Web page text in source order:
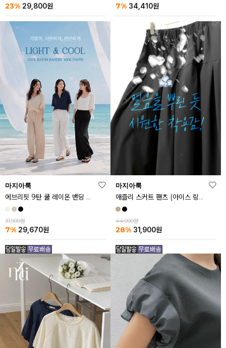
23% 29,800원 7% 34,410원
마지아룩
에브리핏 9탄 쿨 레이온 밴딩 와이드 팬츠
31,900원
7% 29,670원
마지아룩
애즐리 스커트 팬츠 (아이스 링클프리ver.)
44,000원
28% 31,900원